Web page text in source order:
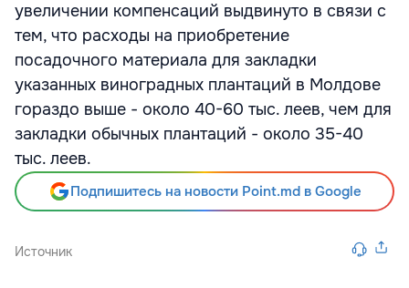
увеличении компенсаций выдвинуто в связи с
тем, что расходы на приобретение
посадочного материала для закладки
указанных виноградных плантаций в Молдове
гораздо выше - около 40-60 тыс. леев, чем для
закладки обычных плантаций - около 35-40
тыс. леев.
Подпишитесь на новости Point.md в Google
Источник